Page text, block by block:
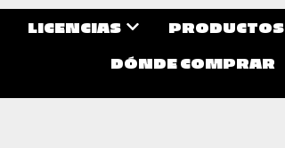
LICENCIAS PRODUCTOS
DÓNDE COMPRAR